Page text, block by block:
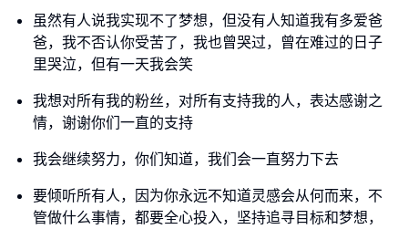
虽然有人说我实现不了梦想，但没有人知道我有多爱爸
爸，我不否认你受苦了，我也曾哭过，曾在难过的日子
里哭泣，但有一天我会笑
我想对所有我的粉丝，对所有支持我的人，表达感谢之
情，谢谢你们一直的支持
我会继续努力，你们知道，我们会一直努力下去
要倾听所有人，因为你永远不知道灵感会从何而来，不
管做什么事情，都要全心投入，坚持追寻目标和梦想，